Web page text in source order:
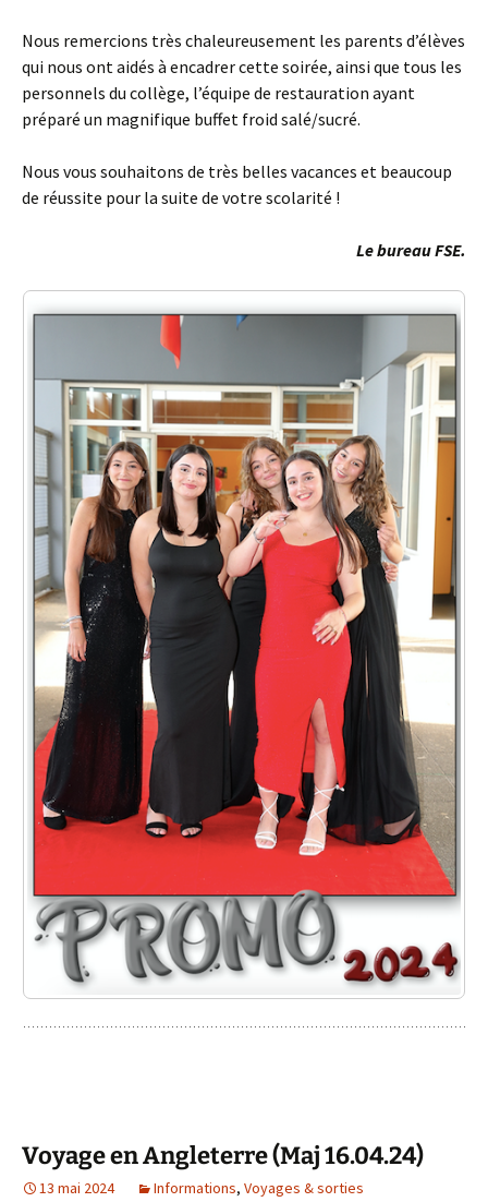
Nous remercions très chaleureusement les parents d’élèves
qui nous ont aidés à encadrer cette soirée, ainsi que tous les
personnels du collège, l’équipe de restauration ayant
préparé un magnifique buffet froid salé/sucré.
Nous vous souhaitons de très belles vacances et beaucoup
de réussite pour la suite de votre scolarité !
Le bureau FSE.
Voyage en Angleterre (Maj 16.04.24)
13 mai 2024 Informations, Voyages & sorties